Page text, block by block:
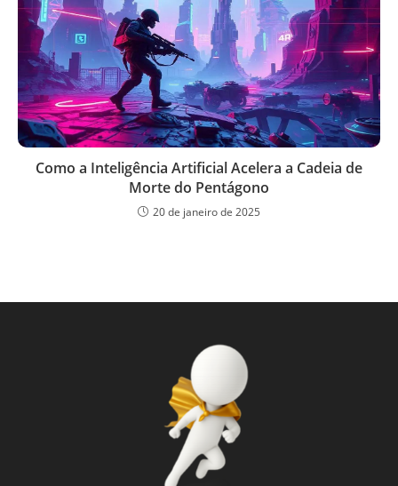
Como a Inteligência Artificial Acelera a Cadeia de
Morte do Pentágono
20 de janeiro de 2025